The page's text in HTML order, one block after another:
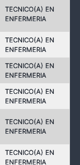
TECNICO(A) EN
ENFERMERIA
TECNICO(A) EN
ENFERMERIA
TECNICO(A) EN
ENFERMERIA
TECNICO(A) EN
ENFERMERIA
TECNICO(A) EN
ENFERMERIA
TECNICO(A) EN
ENFERMERIA